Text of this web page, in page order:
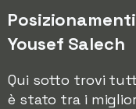
Yousef Salech
Qui sotto trovi
è stato tra i